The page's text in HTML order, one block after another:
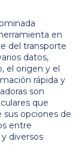
en
del transporte
datos,
el origen y el
rápida y
son
que
sus opciones de
entre
diversos